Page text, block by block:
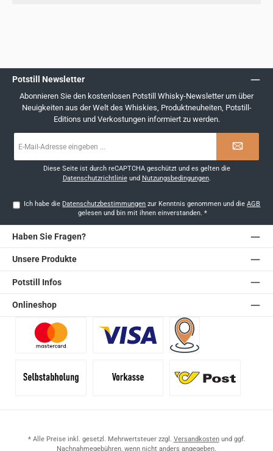
Potstill Newsletter
Abonnieren Sie den kostenlosen Potstill Whisky-Newsletter um über
Neuigkeiten aus der Welt des Whiskies, Produktneuheiten, Potstill-
Editions und Verkostungen informiert zu werden.
Mail-
Diese Seite ist durch reCAPTCHA geschützt und es gelten die
Datenschutzrichtlinieund Nutzungsbedingungen.
Ich habe die Datenschutzbestimmungen zur Kenntnis genommen und dieAGB
gelesen und bin mit ihnen einverstanden. *
Haben Sie Fragen?
Unsere Produkte
Potstill Infos
Onlineshop
* Alle Preise inkl. gesetzl. Mehrwertsteuer zzgl. Versandkostenund ggf.
Nachnahmegebühren, wenn nicht anders angegeben.